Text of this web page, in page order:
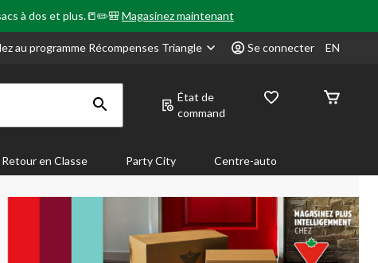
à dos et plus.📒✏️🎒Magasinez maintenant
au programme Récompenses Triangle Se connecter EN
État de
command
Retour en Classe Party City Centre-auto